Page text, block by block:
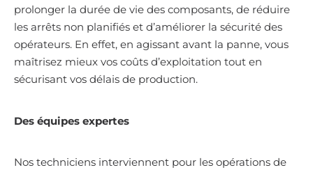
prolonger la durée de vie des composants, de réduire
les arrêts non planifiés et d’améliorer la sécurité des
opérateurs. En effet, en agissant avant la panne, vous
maîtrisez mieux vos coûts d’exploitation tout en
sécurisant vos délais de production.
Des équipes expertes
Nos techniciens interviennent pour les opérations de